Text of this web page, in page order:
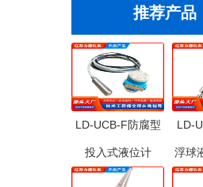
推荐产品
LD-UCB-F防腐型
投入式液位计
LD-
浮球